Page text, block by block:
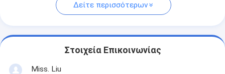
Δείτε περισσότερων
Στοιχεία Επικοινωνίας
Miss. Liu